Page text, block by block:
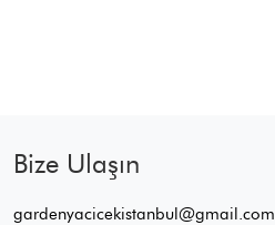
Bize Ulaşın
gardenyacicekistanbul@gmail.com